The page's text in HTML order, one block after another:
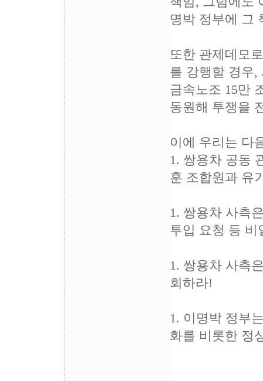
명박 정부에 그
또한 관제데모
를 강행할 경우,
금속노조 15만
동원해 투쟁을
이에 우리는 다
1. 쌍용차 공동
훈 조합원과 유
1. 쌍용차 사측
투입 요청 등 비
1. 쌍용차 사측
회하라!
1. 이명박 정부
화를 비롯한 정